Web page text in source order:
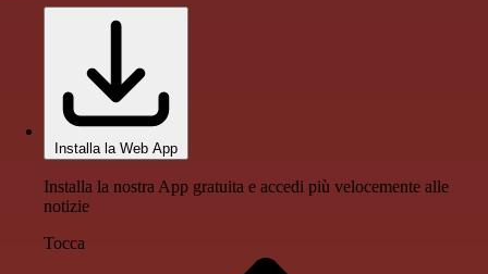
Installa la Web App
Installa la nostra App gratuita e accedi più velocemente alle
notizie
Tocca